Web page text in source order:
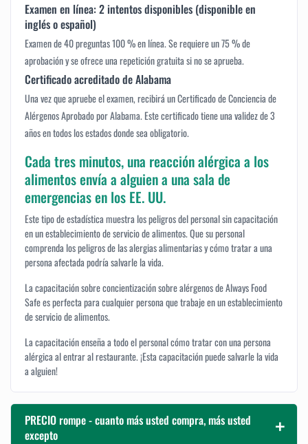
Examen en línea: 2 intentos disponibles (disponible en
inglés o español)
Examen de 40 preguntas 100 % en línea. Se requiere un 75 % de
aprobación y se ofrece una repetición gratuita si no se aprueba.
Certificado acreditado de Alabama
Una vez que apruebe el examen, recibirá un Certificado de Conciencia de
Alérgenos Aprobado por Alabama. Este certificado tiene una validez de 3
años en todos los estados donde sea obligatorio.
Cada tres minutos, una reacción alérgica a los
alimentos envía a alguien a una sala de
emergencias en los EE. UU.
Este tipo de estadística muestra los peligros del personal sin capacitación
en un establecimiento de servicio de alimentos. Que su personal
comprenda los peligros de las alergias alimentarias y cómo tratar a una
persona afectada podría salvarle la vida.
La capacitación sobre concientización sobre alérgenos de Always Food
Safe es perfecta para cualquier persona que trabaje en un establecimiento
de servicio de alimentos.
La capacitación enseña a todo el personal cómo tratar con una persona
alérgica al entrar al restaurante. ¡Esta capacitación puede salvarle la vida
a alguien!
PRECIO rompe - cuanto más usted compra, más usted
excepto